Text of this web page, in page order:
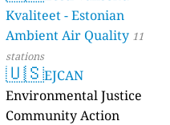
Kvaliteet - Estonian
Ambient Air Quality 11
stations
🇺🇸EJCAN
Environmental Justice
Community Action